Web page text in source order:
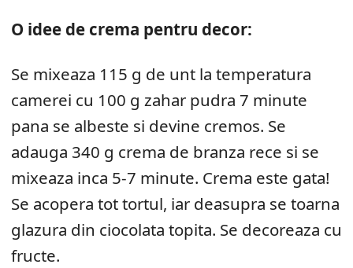
O idee de crema pentru decor:
Se mixeaza 115 g de unt la temperatura
camerei cu 100 g zahar pudra 7 minute
pana se albeste si devine cremos. Se
adauga 340 g crema de branza rece si se
mixeaza inca 5-7 minute. Crema este gata!
Se acopera tot tortul, iar deasupra se toarna
glazura din ciocolata topita. Se decoreaza cu
fructe.